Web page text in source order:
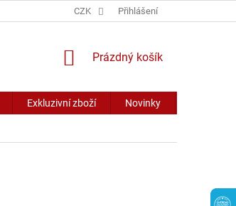
CZK Přihlášení
NÁKUPNÍ
Prázdný košík
Exkluzivní zboží Novinky